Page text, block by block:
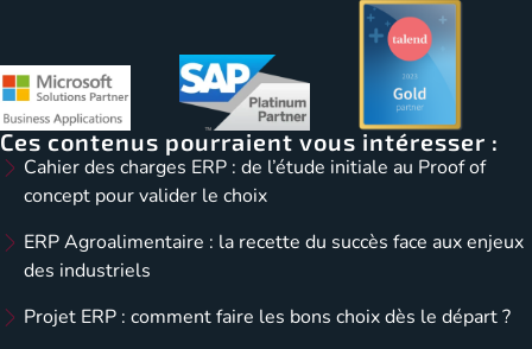
Ces contenus pourraient vous intéresser :
Cahier des charges ERP : de l’étude initiale au Proof of
concept pour valider le choix
ERP Agroalimentaire : la recette du succès face aux enjeux
des industriels
Projet ERP : comment faire les bons choix dès le départ ?